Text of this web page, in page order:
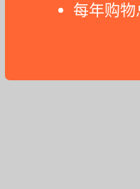
每年购